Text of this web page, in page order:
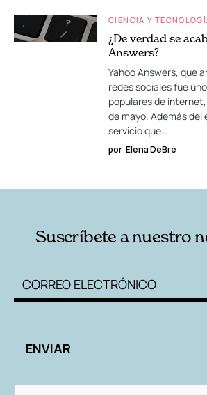
CIENCIA Y
¿De verdad se
Answers?
Yahoo Answers, que
redes sociales fue
populares de
de mayo. Además
servicio que…
por Elena DeBré
Suscríbete a nuestro